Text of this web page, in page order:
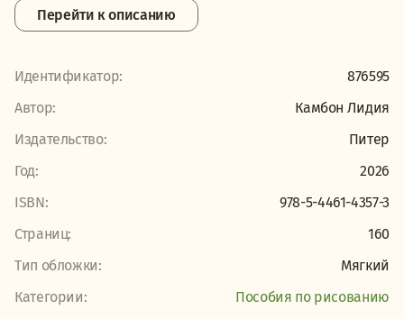
Перейти к описанию
Идентификатор:
876595
Автор:
Камбон Лидия
Издательство:
Питер
Год:
2026
ISBN:
978-5-4461-4357-3
Страниц:
160
Тип обложки:
Мягкий
Категории:
Пособия по рисованию